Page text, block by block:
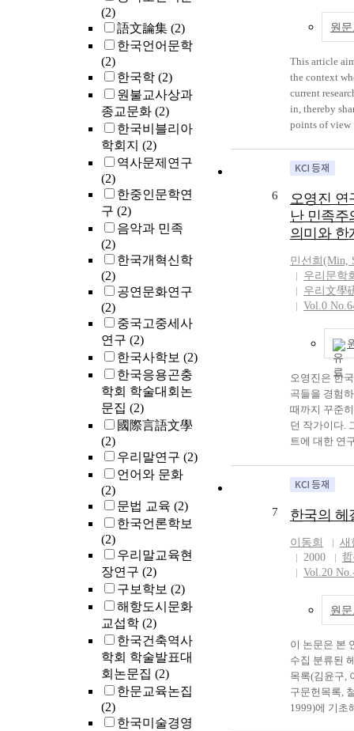
(2)
語文論集 (2)
한국언어문학
(2)
한국학 (2)
원불교사상과
종교문화 (2)
한국비블리아
학회지 (2)
역사문제연구
(2)
한중인문학연
구 (2)
음악과 민족
(2)
한국개혁신학
(2)
공연문화연구
(2)
중국고중세사
연구 (2)
한국사학보 (2)
한국응용곤충
학회 학술대회논
문집 (2)
國際言語文學
(2)
우리말연구 (2)
언어와 문화
(2)
문법 교육 (2)
한국언론학보
(2)
우리말교육현
장연구 (2)
구보학보 (2)
해항도시문화
교섭학 (2)
한국건축역사
학회 학술발표대
회논문집 (2)
한문교육논집
(2)
한국미술경영
been
neoliberalism
fully
society. In the
where related
accumulated
years, it may
direction of
tendency of
institutes.
is possible to
Korean
neoliberalism.
with the
religion and
Specifically,
and theories
interests and
researchers,
religion were
on the
attempt was
the overall
on
Christian
the Christian
In reality, the
conservative
support
appeared at
studies.
theologians
consistently
for
classified and
criticisms and
관련 논의들
의 발생 시기
밝히는 연구
화를 설명하
립하고자 한
수 있었다. 이
제별 연구사
생 및 확산,
개음화 현상
행하였다.
계량적으로
음화의 확산
아니라, 개별
화의 언어적
식을 분석하
볼 수 있었다.
this study is
research
palatalization in
systematize
and examine
surrounding
this study
quantitative
academic
the 2000s,
frequency,
First, the
issues of
studies by
from the
the present.
review of
becomes
discussions
can be
two areas:
identifying
원
This article
the context
current
in, thereby
points of view
into a Korean
public
accumulated
research of
Park In-Whan
differently
depending
research of
specific
of Park In-
modified
debate by
and
the issues
on Park In-
history of
research
been well
viewpoints
stage of the
Whan now
literatures. To
research of
of the existing
results of
to be
viewpoints.
world has
6
오영진 연
난 민족주
의미와 한
민선희(Min,
우리문학
우리文學
Vol.0
오영진은 한
곡들을 경험
때까지 꾸준
던 작가이다.
트에 대한 연
규정하는 ‘민
하고 있다. 그
살펴보면 그
과 인식 그리
이 균질하지
이 흐름은 민
근대역사의
의 정체성을 ‘
지배적 담론
정에는 이질
하는 시대적
억압성뿐만
7 한국의 헤
이동희
새
2000
Vol.20
원
이 논문은 본
수집 분류된
목록(김윤구,
구문헌목록,
1999)에 기초